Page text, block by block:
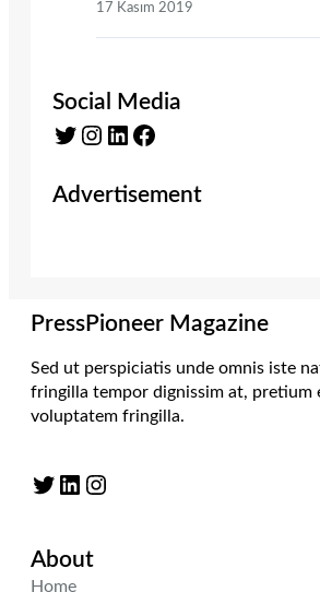
17 Kasım 2019
Social Media
Twitter Instagram LinkedIn Facebook
Advertisement
PressPioneer Magazine
Sed ut perspiciatis unde omnis iste
fringilla tempor dignissim at, pretium
voluptatem fringilla.
Twitter LinkedIn Instagram
About
Home